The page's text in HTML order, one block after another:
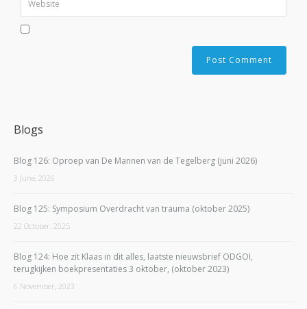
Blogs
Blog 126: Oproep van De Mannen van de Tegelberg (juni 2026)
3 June, 2026
Blog 125: Symposium Overdracht van trauma (oktober 2025)
22 October, 2025
Blog 124: Hoe zit Klaas in dit alles, laatste nieuwsbrief ODGOI,
terugkijken boekpresentaties 3 oktober, (oktober 2023)
6 November, 2023